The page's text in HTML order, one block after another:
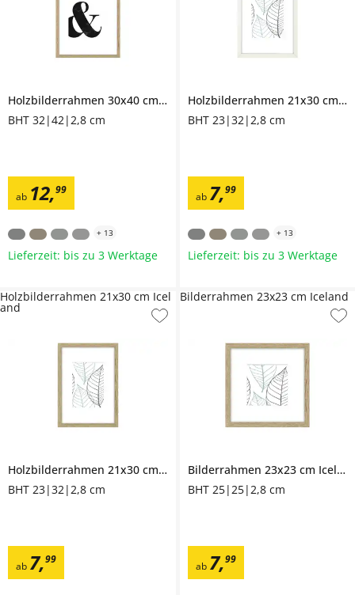
Holzbilderrahmen 30x40 cmIceland
BHT 32|42|2,8 cm
ab 12,99
+ 13
Lieferzeit: bis zu 3 Werktage
Holzbilderrahmen 21x30 cm
BHT 23|32|2,8 cm
ab 7,99
+ 13
Lieferzeit: bis zu 3 Werktage
Holzbilderrahmen 21x30 cmIceland
BHT 23|32|2,8 cm
ab 7,99
Holzbilderrahmen 21x30 cm Icel
and
Bilderrahmen 23x23 cm Iceland
BHT 25|25|2,8 cm
ab 7,99
Bilderrahmen 23x23 cm Iceland